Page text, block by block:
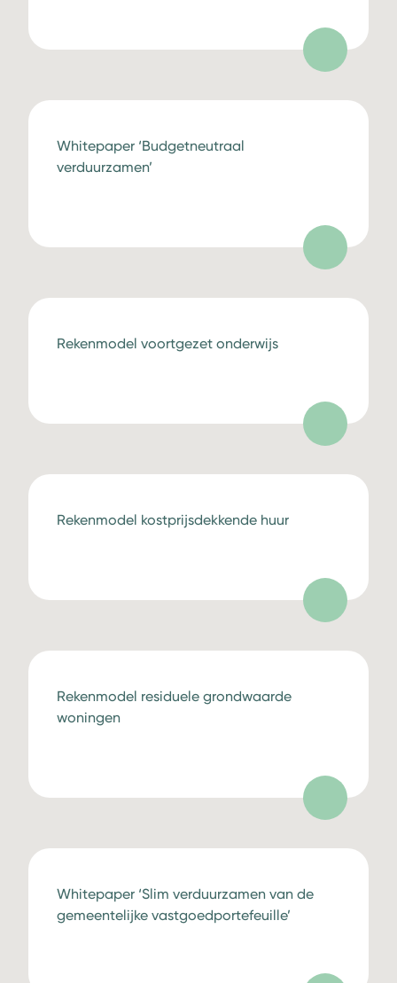
Whitepaper ‘Budgetneutraal
verduurzamen’
Rekenmodel voortgezet onderwijs
Rekenmodel kostprijsdekkende huur
Rekenmodel residuele grondwaarde
woningen
Whitepaper ‘Slim verduurzamen van de
gemeentelijke vastgoedportefeuille’